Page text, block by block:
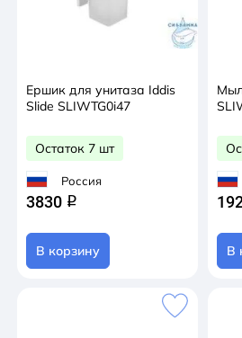
Ершик для унитаза Iddis
Slide SLIWTG0i47
Остаток 7 шт
Россия
3830 q
В корзину В